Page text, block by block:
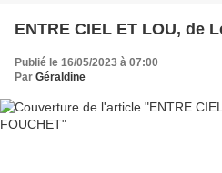
ENTRE CIEL ET LOU, de
Publié le 16/05/2023 à 07:00
Par Géraldine